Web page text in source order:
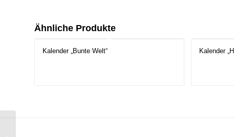
Ähnliche Produkte
Kalender „Bunte Welt“ Kalender